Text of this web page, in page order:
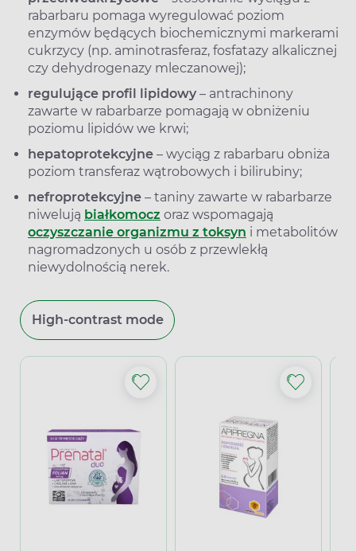
rabarbaru pomaga wyregulować poziom
enzymów będących biochemicznymi markerami
cukrzycy (np. aminotrasferaz, fosfatazy alkalicznej
czy dehydrogenazy mleczanowej);
regulujące profil lipidowy – antrachinony
zawarte w rabarbarze pomagają w obniżeniu
poziomu lipidów we krwi;
hepatoprotekcyjne – wyciąg z rabarbaru obniża
poziom transferaz wątrobowych i bilirubiny;
nefroprotekcyjne – taniny zawarte w rabarbarze
niwelują białkomocz oraz wspomagają
oczyszczanie organizmu z toksyn i metabolitów
nagromadzonych u osób z przewlekłą
niewydolnością nerek.
High-contrast mode